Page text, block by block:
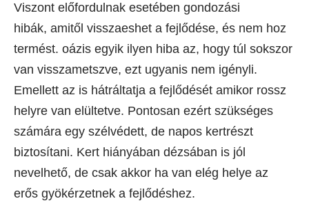
Viszont előfordulnak esetében gondozási
hibák, amitől visszaeshet a fejlődése, és nem hoz
termést. oázis egyik ilyen hiba az, hogy túl sokszor
van visszametszve, ezt ugyanis nem igényli.
Emellett az is hátráltatja a fejlődését amikor rossz
helyre van elültetve. Pontosan ezért szükséges
számára egy szélvédett, de napos kertrészt
biztosítani. Kert hiányában dézsában is jól
nevelhető, de csak akkor ha van elég helye az
erős gyökérzetnek a fejlődéshez.